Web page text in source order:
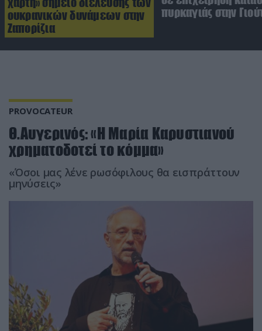
ουκρανικών δυνάμεων στην
Ζαπορίζια
πυρκαγιάς στην
PROVOCATEUR
Θ.Αυγερινός: «Η Μαρία Καρυστιανού
χρηματοδοτεί το κόμμα»
«Όσοι μας λένε ρωσόφιλους θα εισπράττουν
μηνύσεις»